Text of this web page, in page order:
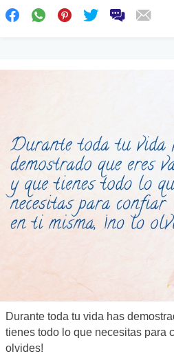
Durante toda tu vida has
tienes todo lo que necesitas para
olvides!